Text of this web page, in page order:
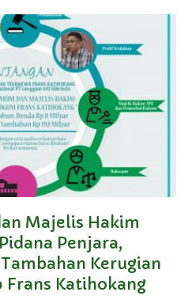
Majelis Hakim
Penjara,
Kerugian
Frans Katihokang